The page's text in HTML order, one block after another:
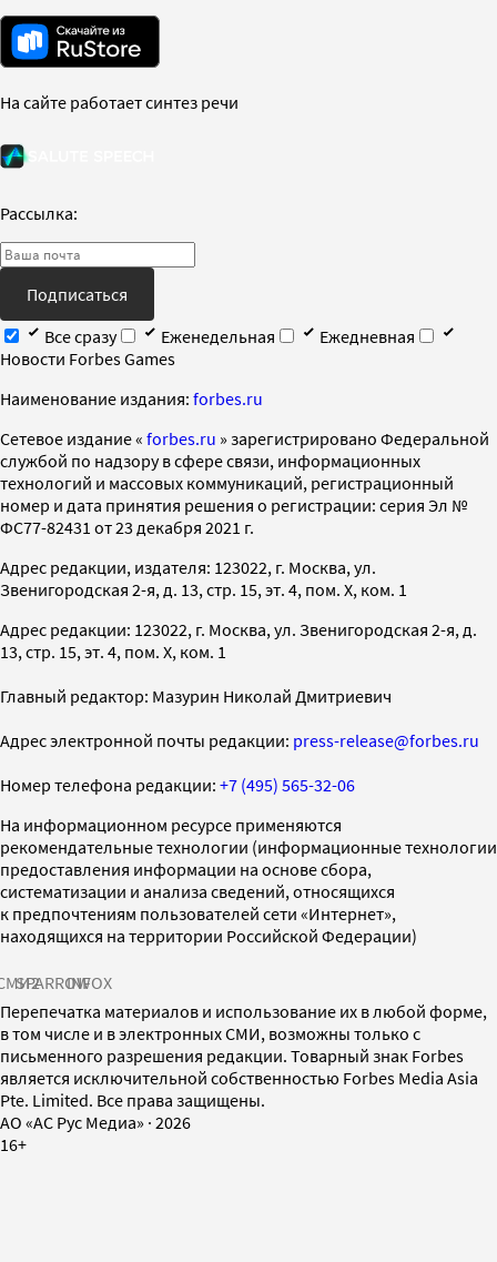
На сайте работает синтез речи
Рассылка:
Подписаться
Все сразу
Еженедельная
Ежедневная
Новости Forbes Games
Наименование издания: forbes.ru
Cетевое издание « forbes.ru » зарегистрировано Федеральной
службой по надзору в сфере связи, информационных
технологий и массовых коммуникаций, регистрационный
номер и дата принятия решения о регистрации: серия Эл №
ФС77-82431 от 23 декабря 2021 г.
Адрес редакции, издателя: 123022, г. Москва, ул.
Звенигородская 2-я, д. 13, стр. 15, эт. 4, пом. X, ком. 1
Адрес редакции: 123022, г. Москва, ул. Звенигородская 2-я, д.
13, стр. 15, эт. 4, пом. X, ком. 1
Главный редактор: Мазурин Николай Дмитриевич
Адрес электронной почты редакции: press-release@forbes.ru
Номер телефона редакции: +7 (495) 565-32-06
На информационном ресурсе применяются
рекомендательные технологии (информационные технологии
предоставления информации на основе сбора,
систематизации и анализа сведений, относящихся
к предпочтениям пользователей сети «Интернет»,
находящихся на территории Российской Федерации)
SPARROWINFOX
Перепечатка материалов и использование их в любой форме,
в том числе и в электронных СМИ, возможны только с
письменного разрешения редакции. Товарный знак Forbes
является исключительной собственностью Forbes Media Asia
Pte. Limited. Все права защищены.
AO «АС Рус Медиа» · 2026
16+